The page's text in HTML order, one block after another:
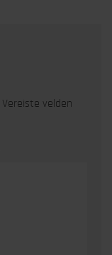
Vereiste velden